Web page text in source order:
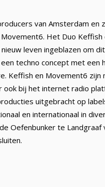
van Amsterdam en
Het Duo
leven ingeblazen om
techno concept met
Keffish en Movement6
ook bij het internet radio
uitgebracht op
en internationaal in
Oefenbunker te